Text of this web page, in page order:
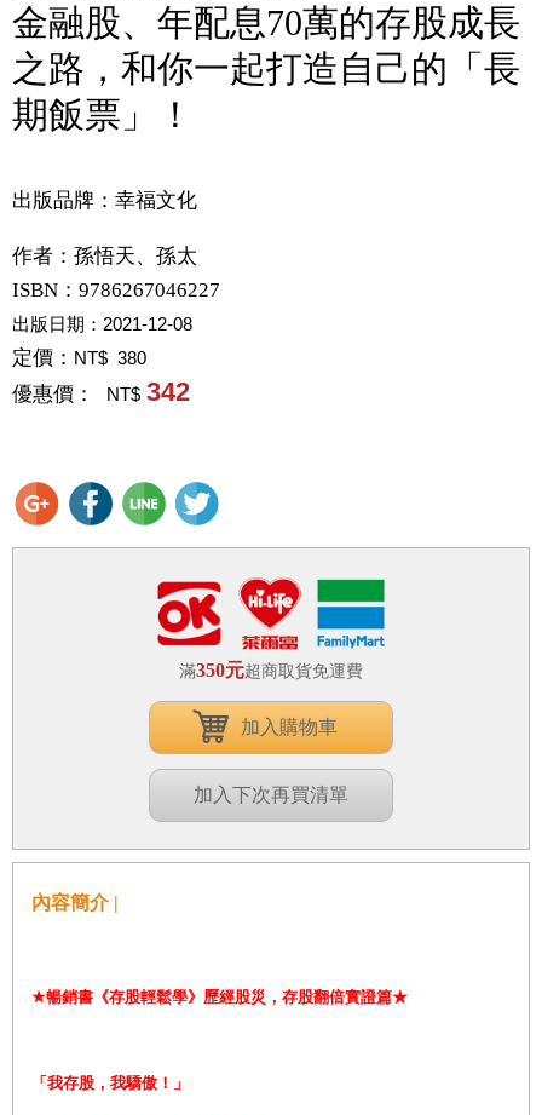
金融股、年配息70萬的存股成長
之路，和你一起打造自己的「長
期飯票」！
出版品牌：幸福文化
作者： 孫悟天、孫太
ISBN：9786267046227
出版日期： 2021-12-08
定價： NT$ 380
優惠價： NT$ 342
滿350元超商取貨免運費
加入購物車
加入下次再買清單
內容簡介 |
★暢銷書 《存股輕鬆學》歷經股災，存股翻倍實證篇★
「我存股，我驕傲！」